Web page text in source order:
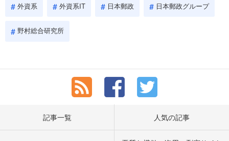
外資系 外資系IT 日本郵政 日本郵政グループ
野村総合研究所
記事一覧 人気の記事